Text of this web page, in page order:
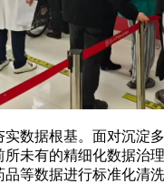
实数据根基。面对沉淀
未有的精细化数据治
品等数据进行标准化清